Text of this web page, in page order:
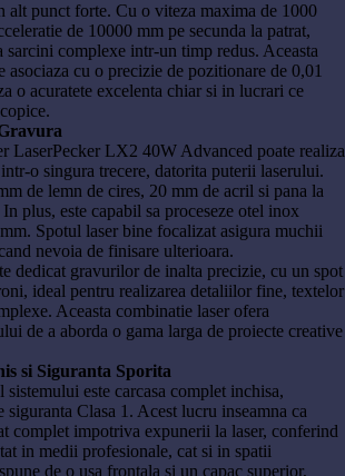
alt punct forte. Cu o viteza maxima de 1000
de 10000 mm pe secunda la patrat,
sarcini complexe intr-un timp redus. Aceasta
asociaza cu o precizie de pozitionare de 0,01
o acuratete excelenta chiar si in lucrari ce
LaserPecker LX2 40W Advanced poate realiza
o singura trecere, datorita puterii laserului.
de lemn de cires, 20 mm de acril si pana la
plus, este capabil sa proceseze otel inox
Spotul laser bine focalizat asigura muchii
nevoia de finisare ulterioara.
dedicat gravurilor de inalta precizie, cu un spot
ideal pentru realizarea detaliilor fine, textelor
Aceasta combinatie laser ofera
de a aborda o gama larga de proiecte creative
si Siguranta Sporita
este carcasa complet inchisa,
siguranta Clasa 1. Acest lucru inseamna ca
complet impotriva expunerii la laser, conferind
in medii profesionale, cat si in spatii
de o usa frontala si un capac superior,